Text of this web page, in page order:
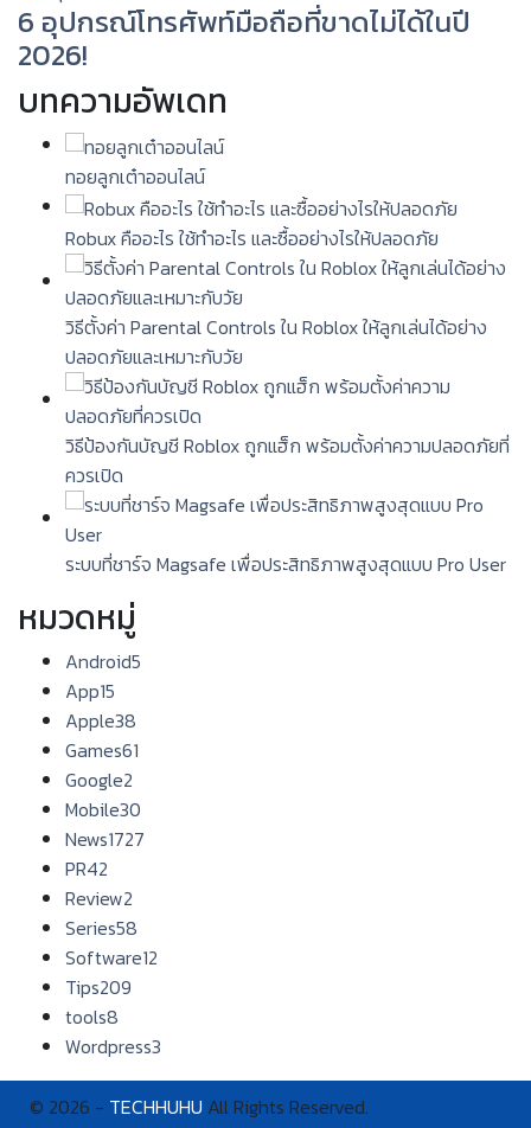
6 อุปกรณ์โทรศัพท์มือถือที่ขาดไม่ได้ในปี
2026!
บทความอัพเดท
ทอยลูกเต๋าออนไลน์
Robux คืออะไร ใช้ทำอะไร และซื้ออย่างไรให้ปลอดภัย
วิธีตั้งค่า Parental Controls ใน Roblox ให้ลูกเล่นได้อย่าง
ปลอดภัยและเหมาะกับวัย
วิธีป้องกันบัญชี Roblox ถูกแฮ็ก พร้อมตั้งค่าความปลอดภัยที่
ควรเปิด
ระบบที่ชาร์จ Magsafe เพื่อประสิทธิภาพสูงสุดแบบ Pro User
หมวดหมู่
Android5
App15
Apple38
Games61
Google2
Mobile30
News1727
PR42
Review2
Series58
Software12
Tips209
tools8
Wordpress3
© 2026 - TECHHUHU All Rights Reserved.